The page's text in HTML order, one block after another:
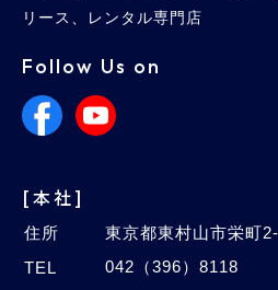
リース、レンタル専門店
Follow Us on
[本社]
住所
東京都東村山市栄町
TEL
042（396）8118